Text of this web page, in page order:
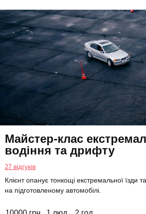
Майстер-клас
водіння та дрифту
27 відгуків
Клієнт опанує тонкощі екстремальної їзди
на підготовленому автомобілі.